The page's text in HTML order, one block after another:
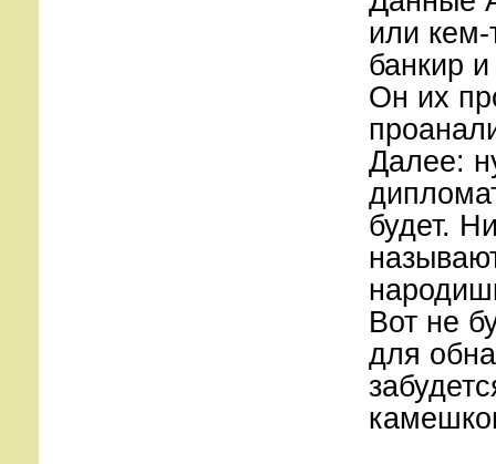
или
банкир
Он их
Далее:
будет.
Вот не
для